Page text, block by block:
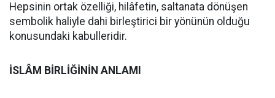
Hepsinin ortak özelliği, hilâfetin, saltanata dönüşen
sembolik haliyle dahi birleştirici bir yönünün olduğu
konusundaki kabulleridir.
İSLÂM BİRLİĞİNİN ANLAMI